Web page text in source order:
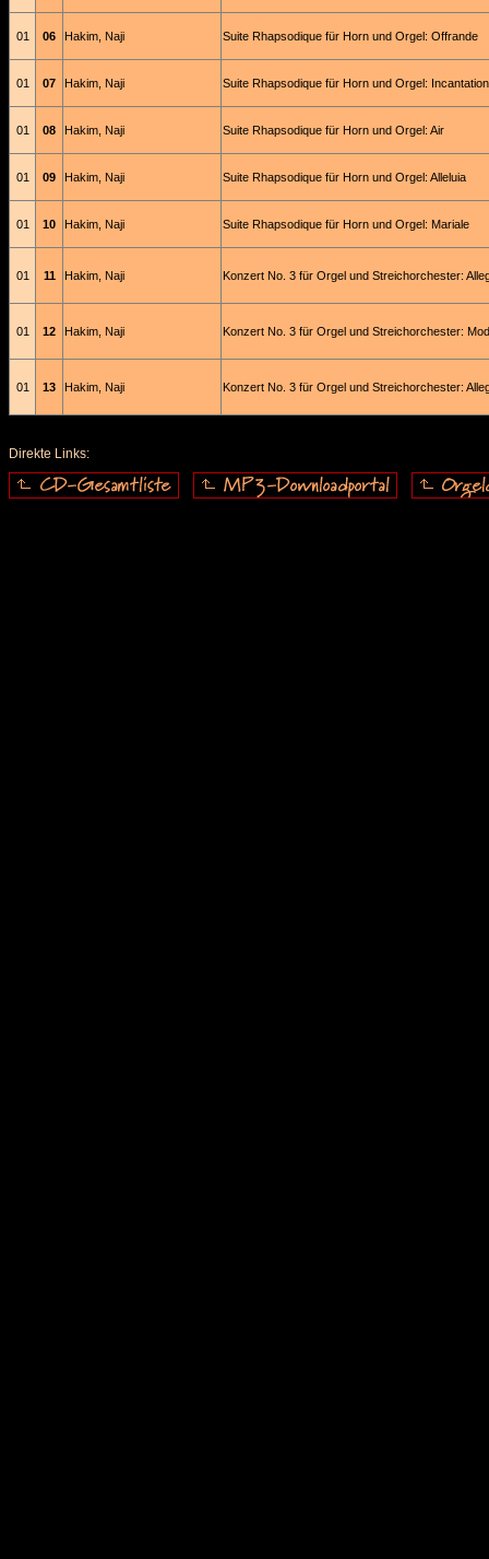
01 06 Hakim, Naji Suite Rhapsodique für Horn und Orgel: Offrande
01 07 Hakim, Naji Suite Rhapsodique für Horn und Orgel: Incantation
01 08 Hakim, Naji Suite Rhapsodique für Horn und Orgel: Air
01 09 Hakim, Naji Suite Rhapsodique für Horn und Orgel: Alleluia
01 10 Hakim, Naji Suite Rhapsodique für Horn und Orgel: Mariale
01 11 Hakim, Naji Konzert No. 3 für Orgel und Streichorchester:
01 12 Hakim, Naji Konzert No. 3 für Orgel und Streichorchester:
01 13 Hakim, Naji Konzert No. 3 für Orgel und Streichorchester:
Direkte Links: